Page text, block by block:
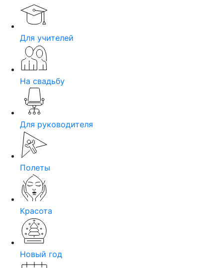
Для учителей
На свадьбу
Для руководителя
Полеты
Красота
Новый год